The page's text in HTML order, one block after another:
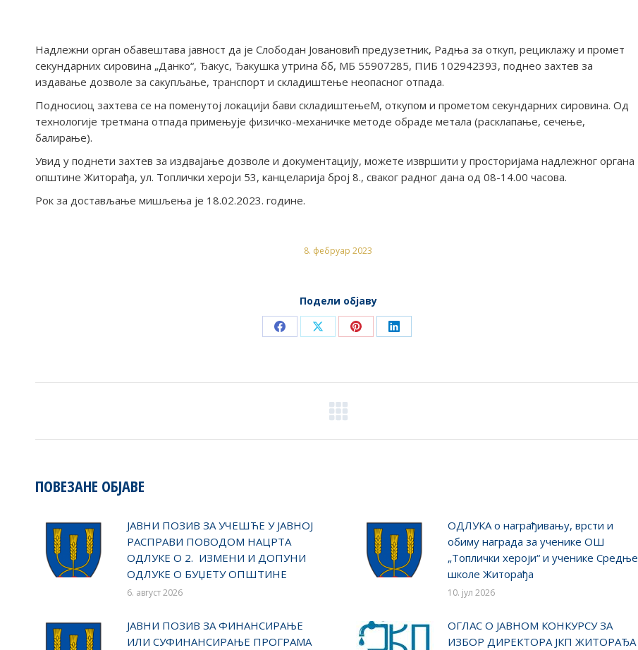
Надлежни орган обавештава јавност да је Слободан Јовановић предузетник, Радња за откуп, рециклажу и промет
секундарних сировина „Данко“, Ђакус, Ђакушка утрина бб, МБ 55907285, ПИБ 102942393, поднео захтев за
издавање дозволе за сакупљање, транспорт и складиштење неопасног отпада.
Подносиоц захтева се на поменутој локацији бави складиштењеМ, откупом и прометом секундарних сировина. Од
технологије третмана отпада примењује физичко-механичке методе обраде метала (расклапање, сечење,
балирање).
Увид у поднети захтев за издвајање дозволе и документацију, можете извршити у просторијама надлежног органа
општине Житорађа, ул. Топлички хероји 53, канцеларија број 8., сваког радног дана од 08-14.00 часова.
Рок за достављање мишљења је 18.02.2023. године.
8. фебруар 2023
Подели објаву
Share
Facebook
Share
X
Share
Pinterest
Share
LinkedIn
ПОВЕЗАНЕ ОБЈАВЕ
ЈАВНИ ПОЗИВ ЗА УЧЕШЋЕ У ЈАВНОЈ
РАСПРАВИ ПОВОДОМ НАЦРТА
ОДЛУКЕ О 2. ИЗМЕНИ И ДОПУНИ
ОДЛУКЕ О БУЏЕТУ ОПШТИНЕ
6. август 2026
ОДЛУКA о награђивању, врсти и
обиму награда за ученике ОШ
„Топлички хероји“ и ученике Средње
школе Житорађа
10. јул 2026
ЈАВНИ ПОЗИВ ЗА ФИНАНСИРАЊЕ
ИЛИ СУФИНАНСИРАЊЕ ПРОГРАМА
ОГЛАС О ЈАВНОМ КОНКУРСУ ЗА
ИЗБОР ДИРЕКТОРА ЈКП ЖИТОРАЂА